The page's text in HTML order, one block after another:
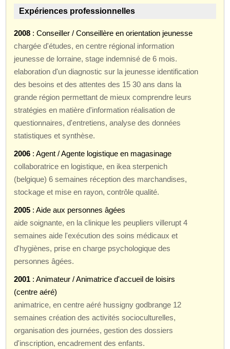
Expériences professionnelles
2008 : Conseiller / Conseillère en orientation jeunesse
chargée d'études, en centre régional information
jeunesse de lorraine, stage indemnisé de 6 mois.
elaboration d'un diagnostic sur la jeunesse identification
des besoins et des attentes des 15 30 ans dans la
grande région permettant de mieux comprendre leurs
stratégies en matière d'information réalisation de
questionnaires, d'entretiens, analyse des données
statistiques et synthèse.
2006 : Agent / Agente logistique en magasinage
collaboratrice en logistique, en ikea sterpenich
(belgique) 6 semaines réception des marchandises,
stockage et mise en rayon, contrôle qualité.
2005 : Aide aux personnes âgées
aide soignante, en la clinique les peupliers villerupt 4
semaines aide l'exécution des soins médicaux et
d'hygiènes, prise en charge psychologique des
personnes âgées.
2001 : Animateur / Animatrice d'accueil de loisirs
(centre aéré)
animatrice, en centre aéré hussigny godbrange 12
semaines création des activités socioculturelles,
organisation des journées, gestion des dossiers
d'inscription, encadrement des enfants.